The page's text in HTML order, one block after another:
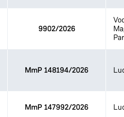
9902/2026
MmP 148194/2026
MmP 147992/2026